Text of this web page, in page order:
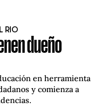
RIO
dueño
en herramienta
y comienza a